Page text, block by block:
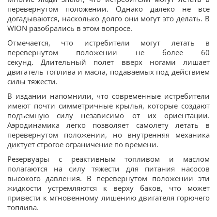
перевернутом положении. Однако далеко не все
догадываются, насколько долго они могут это делать. В
WION разобрались в этом вопросе.
Отмечается, что истребители могут летать в
перевернутом положении не более 60
секунд. Длительный полет вверх ногами лишает
двигатель топлива и масла, подаваемых под действием
силы тяжести.
В издании напомнили, что современные истребители
имеют почти симметричные крылья, которые создают
подъемную силу независимо от их ориентации.
Аэродинамика легко позволяет самолету летать в
перевернутом положении, но внутренняя механика
диктует строгое ограничение по времени.
Резервуары с реактивным топливом и маслом
полагаются на силу тяжести для питания насосов
высокого давления. В перевернутом положении эти
жидкости устремляются к верху баков, что может
привести к мгновенному лишению двигателя горючего
топлива.